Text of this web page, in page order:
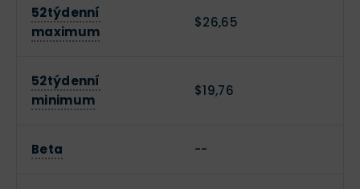
52týdenní
maximum
$26,65
52týdenní
minimum
$19,76
Beta --